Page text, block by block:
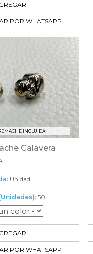
POR WHATSAPP
INCLUIDA
Calavera
Unidad
50
el carrito
POR WHATSAPP